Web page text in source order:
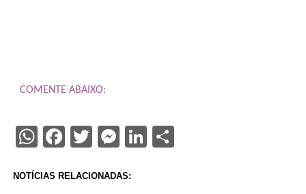
COMENTE ABAIXO:
WhatsApp
Facebook
Twitter
Messenger
LinkedIn
Share
NOTÍCIAS RELACIONADAS: